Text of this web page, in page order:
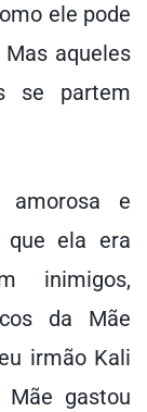
ele pode
Mas aqueles
se partem
e
que ela era
inimigos,
da Mãe
irmão Kali
gastou